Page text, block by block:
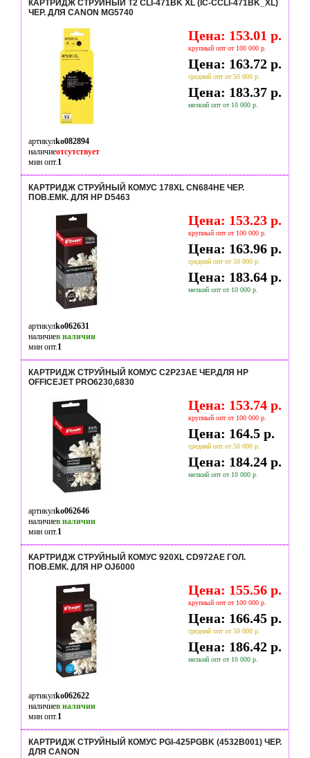
КАРТРИДЖ СТРУЙНЫЙ T2 CLI-471BK XL (IC-CCLI-471BK_XL)
ЧЕР. ДЛЯ CANON MG5740
Цена: 153.01 р.
крупный опт от 100 000 р.
Цена: 163.72 р.
средний опт от 50 000 р.
Цена: 183.37 р.
мелкий опт от 10 000 р.
артикулko082894
наличиеотсутствует
мин опт.1
КАРТРИДЖ СТРУЙНЫЙ КОМУС 178XL CN684HE ЧЕР.
ПОВ.ЕМК. ДЛЯ HP D5463
Цена: 153.23 р.
крупный опт от 100 000 р.
Цена: 163.96 р.
средний опт от 50 000 р.
Цена: 183.64 р.
мелкий опт от 10 000 р.
артикулko062631
наличиев наличии
мин опт.1
КАРТРИДЖ СТРУЙНЫЙ КОМУС C2P23AE ЧЕР.ДЛЯ HP
OFFICEJET PRO6230,6830
Цена: 153.74 р.
крупный опт от 100 000 р.
Цена: 164.5 р.
средний опт от 50 000 р.
Цена: 184.24 р.
мелкий опт от 10 000 р.
артикулko062646
наличиев наличии
мин опт.1
КАРТРИДЖ СТРУЙНЫЙ КОМУС 920XL CD972AE ГОЛ.
ПОВ.ЕМК. ДЛЯ HP OJ6000
Цена: 155.56 р.
крупный опт от 100 000 р.
Цена: 166.45 р.
средний опт от 50 000 р.
Цена: 186.42 р.
мелкий опт от 10 000 р.
артикулko062622
наличиев наличии
мин опт.1
КАРТРИДЖ СТРУЙНЫЙ КОМУС PGI-425PGBK (4532B001) ЧЕР.
ДЛЯ CANON